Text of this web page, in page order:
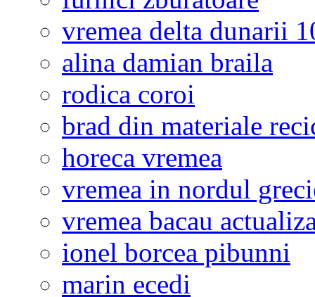
vremea delta dunarii
alina damian braila
rodica coroi
brad din materiale
horeca vremea
vremea in nordul
vremea bacau
ionel borcea pibunni
marin ecedi